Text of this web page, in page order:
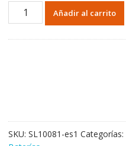
Portátil
batería
Añadir al carrito
SKU: SL10081-es1 Categorías: